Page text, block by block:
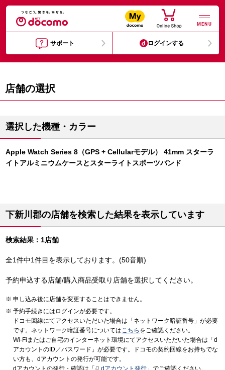
MENU
サポート ログインする
店舗の選択
選択した機種・カラー
Apple Watch Series 8（GPS + Cellularモデル） 41mm スターラ
イトアルミニウムケースとスターライトスポーツバンド
下新川郡の店舗を検索した結果を表示しています
検索結果：1店舗
全1件中1件目を表示しております。(50音順)
予約申込する店舗/購入商品受取り店舗を選択してください。
申し込み後に店舗を変更することはできません。
予約手続きにはログインが必要です。
ドコモ回線にてアクセスいただいた場合は「ネットワーク暗証番号」が必要
です。ネットワーク暗証番号についてはこちら をご確認ください。
Wi-Fiまたはご自宅のインターネット環境にてアクセスいただいた場合は「d
アカウントのID／パスワード」が必要です。ドコモの契約回線をお持ちでな
い方も、dアカウントの発行が可能です。
dアカウントの発行・確認は「
dアカウント発行 」でご確認ください。